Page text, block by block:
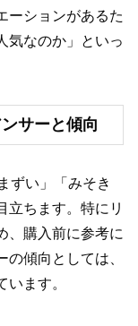
ーションがあるた
気なのか」といっ
サーと傾向
ずい」「みそき
立ちます。特にリ
、購入前に参考に
傾向としては、
ます。